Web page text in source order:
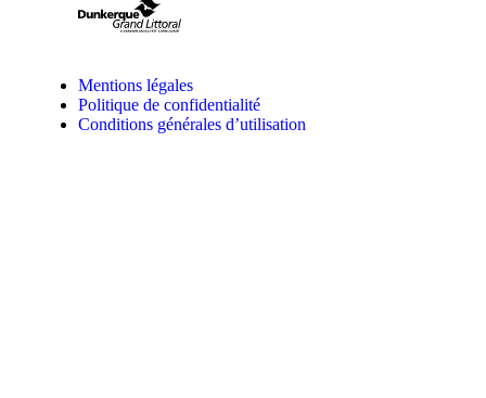
Mentions légales
Politique de confidentialité
Conditions générales d’utilisation